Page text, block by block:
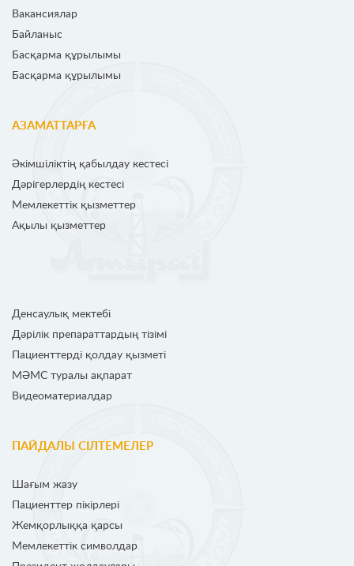
Вакансиялар
Байланыс
Басқарма құрылымы
Басқарма құрылымы
АЗАМАТТАРҒА
Әкімшіліктің қабылдау кестесі
Дәрігерлердің кестесі
Мемлекеттік қызметтер
Ақылы қызметтер
Денсаулық мектебі
Дәрілік препараттардың тізімі
Пациенттерді қолдау қызметі
МӘМС туралы ақпарат
Видеоматериалдар
ПАЙДАЛЫ СІЛТЕМЕЛЕР
Шағым жазу
Пациенттер пікірлері
Жемқорлыққа қарсы
Мемлекеттік символдар